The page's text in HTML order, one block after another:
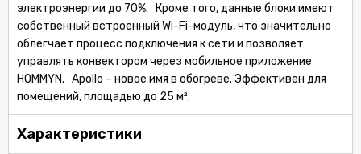
электроэнергии до 70%. Кроме того, данные блоки имеют
собственный встроенный Wi-Fi-модуль, что значительно
облегчает процесс подключения к сети и позволяет
управлять конвектором через мобильное приложение
HOMMYN. Apollo – новое имя в обогреве. Эффективен для
помещений, площадью до 25 м².
Характеристики